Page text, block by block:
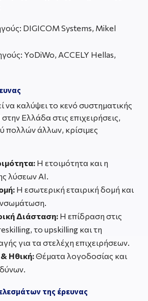
DIGICOM Systems, Mikel
YoDiWo, ACCELY Hellas,
να καλύψει το κενό συστηματικής
Ελλάδα στις επιχειρήσεις,
πολλών άλλων, κρίσιμες
Η ετοιμότητα και η
λύσεων ΑΙ.
Η εσωτερική εταιρική δομή και
Διάσταση:Η επίδραση στις
το upskilling και τη
για τα στελέχη επιχειρήσεων.
Ηθική:Θέματα λογοδοσίας και
της έρευνας